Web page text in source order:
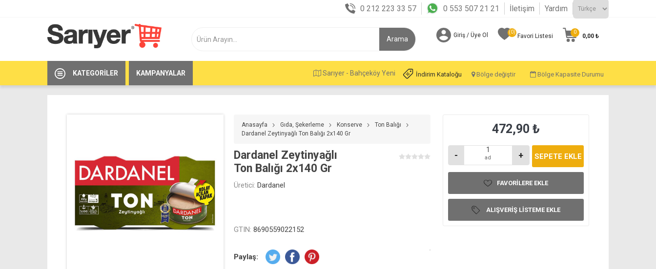
0 212 223 33 57 0 553 507 21 21 İletişim Yardım
Giriş / Üye Ol Favori Listesi
(0) 0
0,00 ₺
KATEGORILER KAMPANYALAR Sarıyer - Bahçeköy Yeni İndirim Kataloğu Bölge değiştir Bölge Kapasite Durumu
Anasayfa Gıda, Şekerleme Konserve
Ton Balığı
Dardanel Zeytinyağlı Ton Balığı 2x140 Gr
Dardanel Zeytinyağlı
Ton Balığı 2x140 Gr
Üretici: Dardanel
GTIN: 8690559022152
Paylaş:
472,90 ₺
- ad +
FAVORILERE EKLE
ALIŞVERIŞ LISTEME EKLE